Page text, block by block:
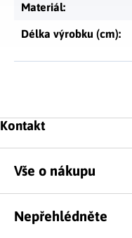
Materiál:
Délka výrobku (cm):
Zápatí
Kontakt
Vše o nákupu
Nepřehlédněte